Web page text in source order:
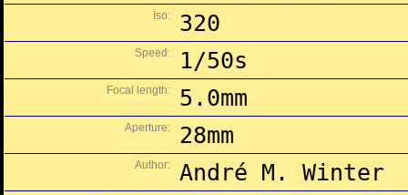
Iso: 320
Speed: 1/50s
Focal length: 5.0mm
Aperture: 28mm
Author: André M. Winter